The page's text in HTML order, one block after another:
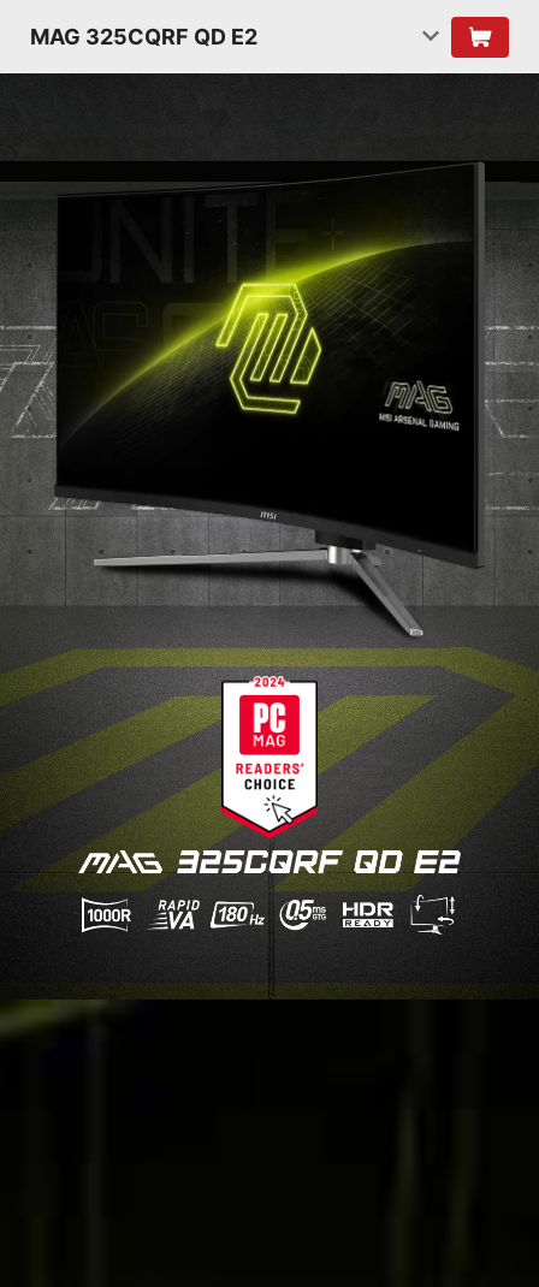
MAG 325CQRF QD E2